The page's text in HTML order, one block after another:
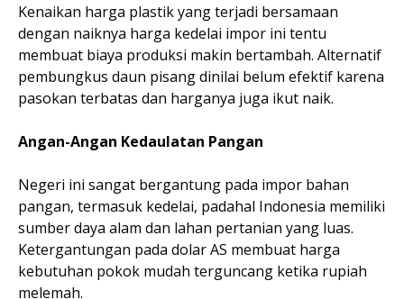
Kenaikan harga plastik yang terjadi bersamaan
dengan naiknya harga kedelai impor ini tentu
membuat biaya produksi makin bertambah. Alternatif
pembungkus daun pisang dinilai belum efektif karena
pasokan terbatas dan harganya juga ikut naik.
Angan-Angan Kedaulatan Pangan
Negeri ini sangat bergantung pada impor bahan
pangan, termasuk kedelai, padahal Indonesia memiliki
sumber daya alam dan lahan pertanian yang luas.
Ketergantungan pada dolar AS membuat harga
kebutuhan pokok mudah terguncang ketika rupiah
melemah.